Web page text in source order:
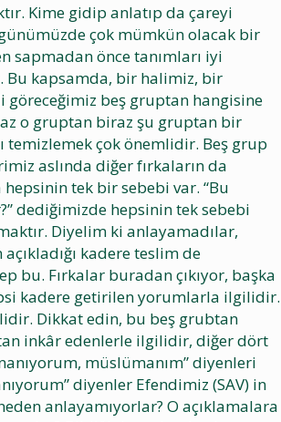
Kime gidip anlatıp da çareyi
günümüzde çok mümkün olacak bir
sapmadan önce tanımları iyi
Bu kapsamda, bir halimiz, bir
göreceğimiz beş gruptan hangisine
o gruptan biraz şu gruptan bir
temizlemek çok önemlidir. Beş grup
aslında diğer fırkaların da
tek bir sebebi var. “Bu
dediğimizde hepsinin tek sebebi
Diyelim ki anlayamadılar,
kadere teslim de
bu. Fırkalar buradan çıkıyor, başka
kadere getirilen yorumlarla ilgilidir.
Dikkat edin, bu beş grubtan
inkâr edenlerle ilgilidir, diğer dört
müslümanım” diyenleri
diyenler Efendimiz (SAV) in
anlayamıyorlar? O açıklamalara